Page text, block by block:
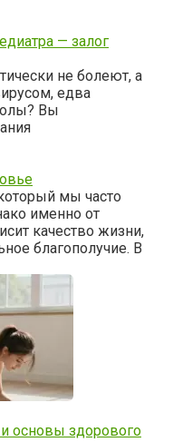
— залог
не болеют, а
едва
Вы
мы часто
именно от
качество жизни,
благополучие. В
основы здорового